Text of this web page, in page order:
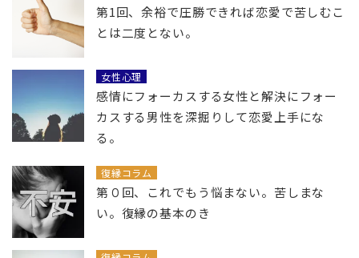
第1回、余裕で圧勝できれば恋愛で苦しむこ
とは二度とない。
女性心理
感情にフォーカスする女性と解決にフォー
カスする男性を深掘りして恋愛上手にな
る。
復縁コラム
第０回、これでもう悩まない。苦しまな
い。復縁の基本のき